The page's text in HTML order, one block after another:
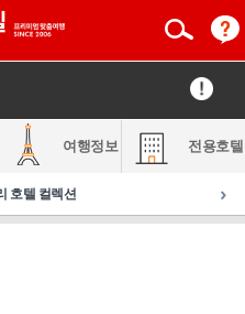
여행정보 전용호텔
호텔 컬렉션 ›